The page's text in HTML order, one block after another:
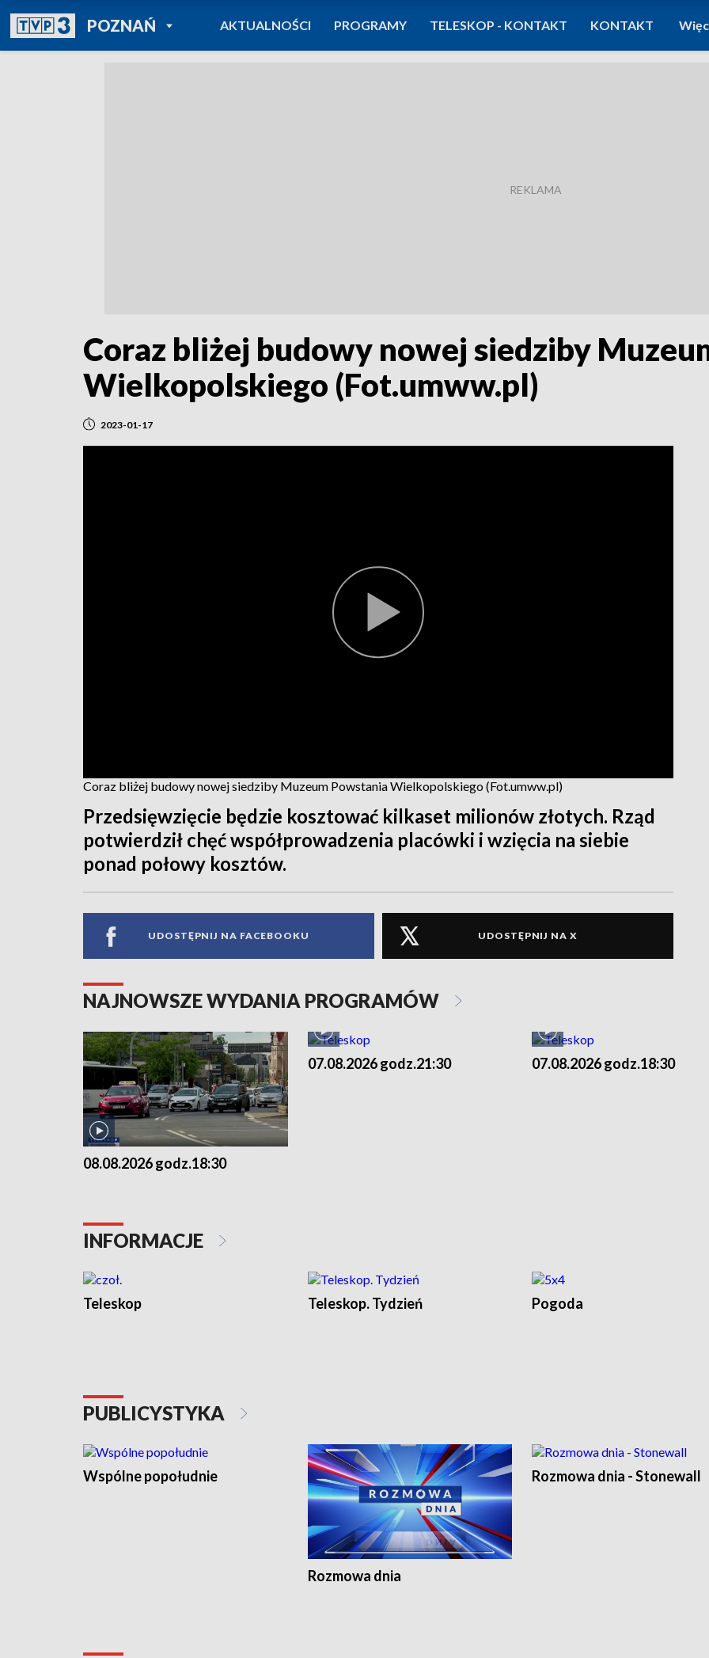
POZNAŃPOWRÓT DO
TVP REGIONY
AKTUALNOŚCI PROGRAMY TELESKOP - KONTAKT KONTAKT
Coraz bliżej budowy nowej siedziby
Wielkopolskiego (Fot.umww.pl)
2023-01-17
Coraz bliżej budowy nowej siedziby Muzeum Powstania Wielkopolskiego (Fot.umww.pl)
Przedsięwzięcie będzie kosztować kilkaset milionów złotych. Rząd
potwierdził chęć współprowadzenia placówki i wzięcia na siebie
ponad połowy kosztów.
UDOSTĘPNIJ NA FACEBOOKU UDOSTĘPNIJ NA X
NAJNOWSZE WYDANIA PROGRAMÓW
08.08.2026 godz.18:30
07.08.2026 godz.21:30 07.08.2026 godz.18:30
INFORMACJE
Teleskop Teleskop. Tydzień Pogoda
PUBLICYSTYKA
Wspólne popołudnie
Rozmowa dnia
Rozmowa dnia - Stonewall